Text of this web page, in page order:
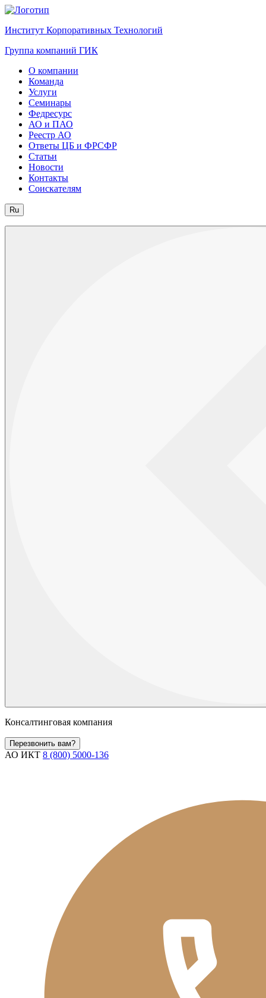
Институт Корпоративных Технологий
Группа компаний ГИК
О компании
Команда
Услуги
Семинары
Федресурс
АО и ПАО
Реестр АО
Ответы ЦБ и ФРСФР
Статьи
Новости
Контакты
Соискателям
Ru
Консалтинговая компания
Перезвонить вам?
АО ИКТ 8 (800) 5000-136